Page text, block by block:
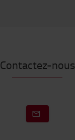
Contactez-nous